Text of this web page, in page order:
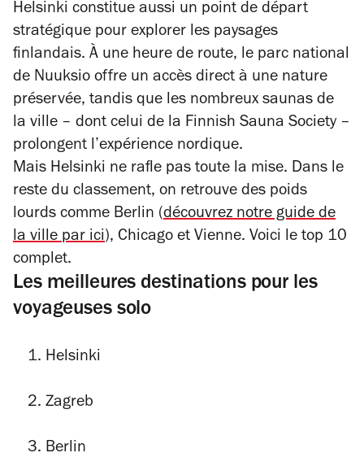
Helsinki constitue aussi un point de départ
stratégique pour explorer les paysages
finlandais. À une heure de route, le parc national
de Nuuksio offre un accès direct à une nature
préservée, tandis que les nombreux saunas de
la ville – dont celui de la Finnish Sauna Society –
prolongent l’expérience nordique.
Mais Helsinki ne rafle pas toute la mise. Dans le
reste du classement, on retrouve des poids
lourds comme Berlin (découvrez notre guide de
la ville par ici), Chicago et Vienne. Voici le top 10
complet.
Les meilleures destinations pour les
voyageuses solo
Helsinki
Zagreb
Berlin